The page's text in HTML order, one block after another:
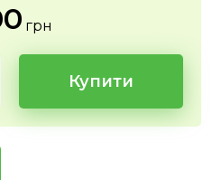
грн
Купити